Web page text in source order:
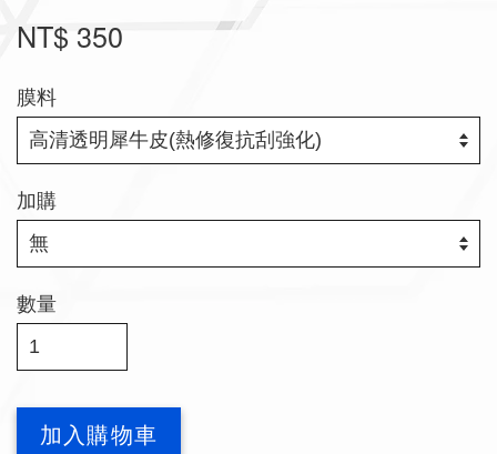
NT$ 350
膜料
加購
數量
加入購物車